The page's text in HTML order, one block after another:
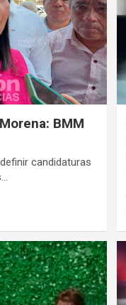
BMM
candidaturas